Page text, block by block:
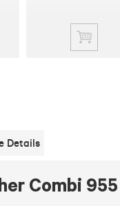
Details
Combi